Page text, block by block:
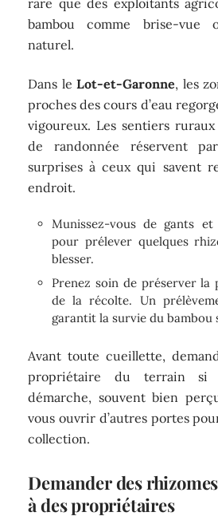
rare que des exploitants
bambou comme brise-vue
naturel.
Dans leLot-et-Garonne, les
proches des cours d’eau
vigoureux. Les sentiers
de randonnée réservent
surprises à ceux qui savent
endroit.
Munissez-vous de gants et
pour prélever quelques
blesser.
Prenez soin de préserver la
de la récolte. Un
garantit la survie du bambou
Avant toute cueillette,
propriétaire du terrain si
démarche, souvent bien
vous ouvrir d’autres portes
collection.
Demander des
à des propriétaires